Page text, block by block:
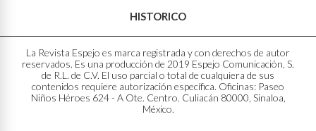
HISTORICO
La Revista Espejo es marca registrada y con derechos de autor
reservados. Es una producción de 2019 Espejo Comunicación, S.
de R.L. de C.V. El uso parcial o total de cualquiera de sus
contenidos requiere autorización específica. Oficinas: Paseo
Niños Héroes 624 - A Ote. Centro. Culiacán 80000, Sinaloa,
México.